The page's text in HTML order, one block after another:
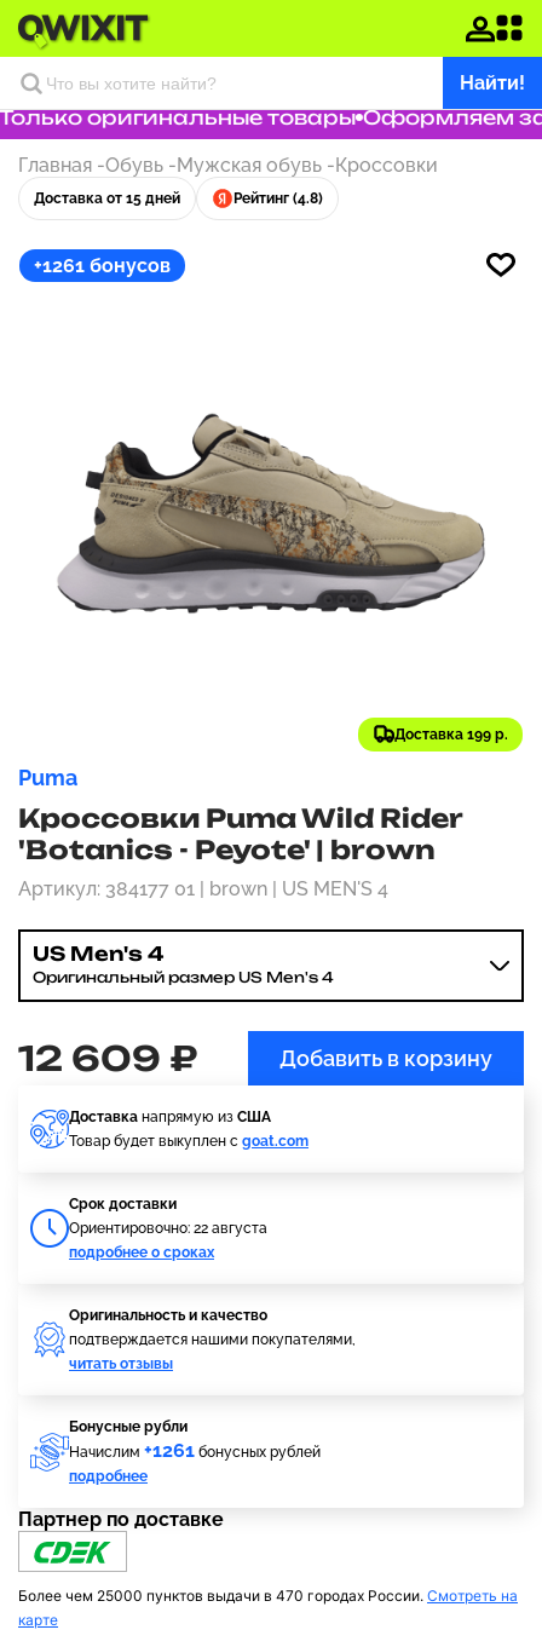
Найти!
оригинальные товары Оформляем
Главная -Обувь -Мужская обувь -Кроссовки
Доставка от 15 дней Рейтинг (4.8)
+1261 бонусов
Доставка 199 р.
Puma
Кроссовки Puma Wild Rider
'Botanics - Peyote' | brown
Артикул: 384177 01 | brown | US MEN'S 4
US Men's 4
Оригинальный размер US Men's 4
12 609 ₽ Добавить в корзину
Доставка напрямую из США
Товар будет выкуплен с goat.com
Cрок доставки
Ориентировочно: 22 августа
подробнее о сроках
Оригинальность и качество
подтверждается нашими покупателями,
читать отзывы
Бонусные рубли
Начислим +1261 бонусных рублей
подробнее
Партнер по доставке
Более чем 25000 пунктов выдачи в 470 городах России. Смотреть на
карте